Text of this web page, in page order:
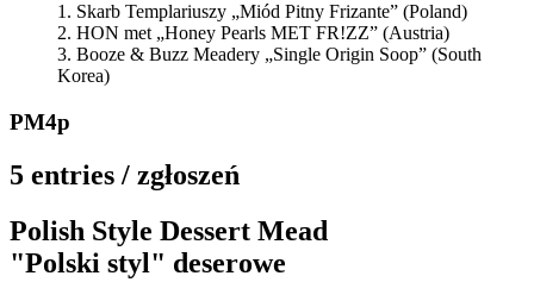
Skarb Templariuszy „Miód Pitny Frizante” (Poland)
HON met „Honey Pearls MET FR!ZZ” (Austria)
Booze & Buzz Meadery „Single Origin Soop” (South
Korea)
PM4p
5 entries / zgłoszeń
Polish Style Dessert Mead
"Polski styl" deserowe